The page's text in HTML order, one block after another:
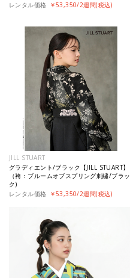
レンタル価格 ￥53,350/2週間(税込)
JILL STUART
グラディエント/ブラック【JILL STUART】
（袴：ブルームオブスプリング刺繡/ブラッ
ク)
レンタル価格 ￥53,350/2週間(税込)